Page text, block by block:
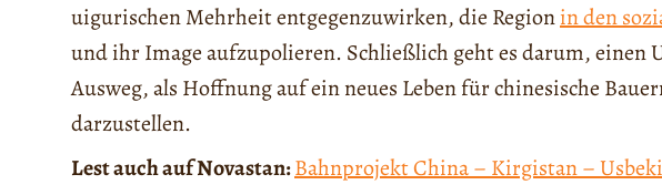
uigurischen Mehrheit entgegenzuwirken, die Regionin den
und ihr Image aufzupolieren. Schließlich geht es darum, einen
Ausweg, als Hoffnung auf ein neues Leben für chinesische
darzustellen.
Lest auch auf Novastan:Bahnprojekt China – Kirgistan –